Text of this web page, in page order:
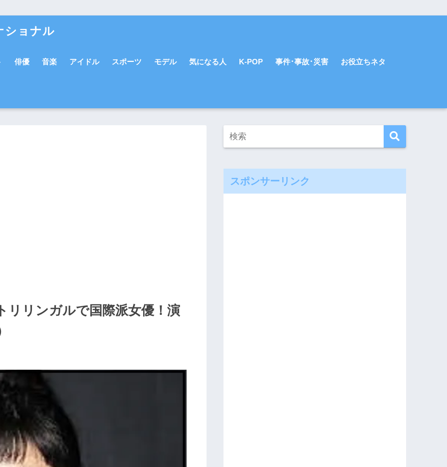
ショナル
俳優 音楽 アイドル スポーツ モデル 気になる人 K-POP 事件･事故･災害 お役立ちネタ
リリンガルで国際派女優！演
スポンサーリンク